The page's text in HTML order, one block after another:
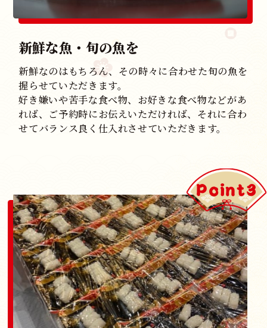
新鮮な魚・旬の魚を
新鮮なのはもちろん、その時々に合わせた旬の魚を
握らせていただきます。
好き嫌いや苦手な食べ物、お好きな食べ物などがあ
れば、ご予約時にお伝えいただければ、それに合わ
せてバランス良く仕入れさせていただきます。
Point3